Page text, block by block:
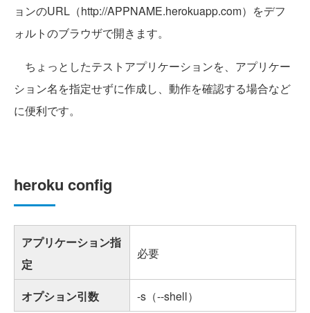
ョンのURL（http://APPNAME.herokuapp.com）をデフ
ォルトのブラウザで開きます。
ちょっとしたテストアプリケーションを、アプリケー
ション名を指定せずに作成し、動作を確認する場合など
に便利です。
heroku config
アプリケーション指
定
必要
オプション引数 -s（--shell）